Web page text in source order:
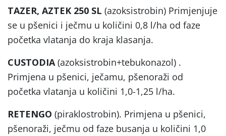
TAZER, AZTEK 250 SL (azoksistrobin) Primjenjuje
se u pšenici i ječmu u količini 0,8 l/ha od faze
početka vlatanja do kraja klasanja.
CUSTODIA (azoksistrobin+tebukonazol) .
Primjena u pšenici, ječamu, pšenoraži od
početka vlatanja u količini 1,0-1,25 l/ha.
RETENGO (piraklostrobin). Primjena u pšenici,
pšenoraži, ječmu od faze busanja u količini 1,0